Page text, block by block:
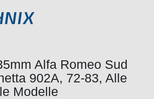
Alfa Romeo Sud
902A, 72-83, Alle
Modelle